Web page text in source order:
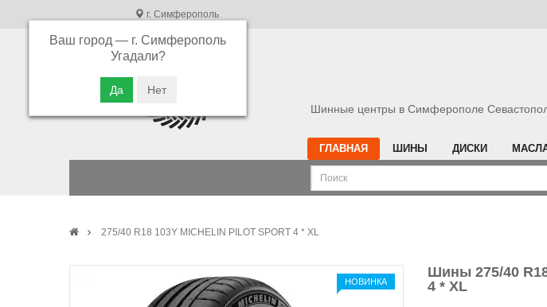
г. Симферополь
Ваш город — г. Симферополь
Угадали?
В связи с высокой загрузкой операторов
Приносим свои извинения
Шинные центры в Симферополе
ГЛАВНАЯ ШИНЫ ДИСКИ
275/40 R18 103Y MICHELIN PILOT SPORT 4 * XL
НОВИНКА
Шины 275/40
4 * XL